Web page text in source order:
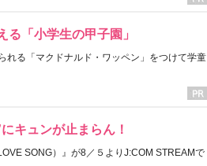
「小学生の甲子園」
れる「マクドナルド・ワッペン」をつけて学童
キュンが止まらん！
SONG）』が8／５よりJ:COM STREAMで